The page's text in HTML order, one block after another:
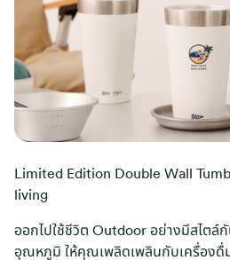
Limited Edition Double Wall
living
ออกไปใช้ชีวิต Outdoor อย่างมีสไตล์
อุณหภูมิ ให้คุณเพลิดเพลินกับเครื่องดื่